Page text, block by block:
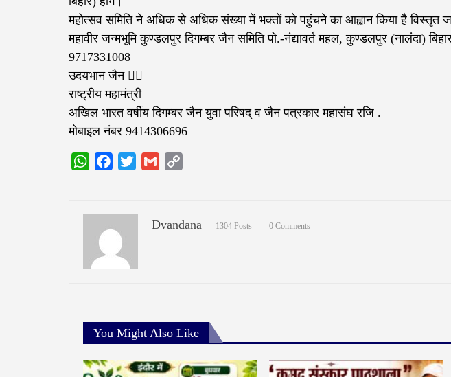
महोत्सव समिति ने अधिक से अधिक संख्या में भक्तों को पहुंचने का आह्वान किया है विस्तृत
महावीर जन्मभूमि कुण्डलपुर दिगम्बर जैन समिति पो.-नंद्यावर्त महल, कुण्डलपुर (नालंदा)
9717331008
उदयभान जैन ✍🏻
राष्ट्रीय महामंत्री
अखिल भारत वर्षीय दिगम्बर जैन युवा परिषद् व जैन पत्रकार महासंघ रजि .
मोबाइल नंबर 9414306696
WhatsAppFacebook
Twitter Gmail
Dvandana 1304 Posts 0 Comments
You Might Also Like